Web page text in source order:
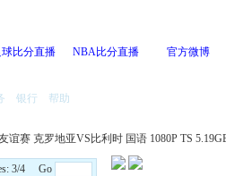
球比分直播 NBA比分直播 官方微博
银行 帮助
谊赛 克罗地亚VS比利时 国语 1080P TS
3/4 Go